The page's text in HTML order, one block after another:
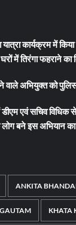
कार्यक्रम में
में तिरंगा फहराने का
अभियुक्त को पुलिस
एवं सचिव विधिक
बने इस अभियान का
ANKITA
KHATA